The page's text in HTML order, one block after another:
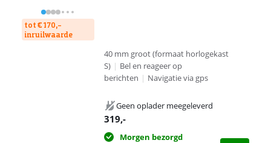
tot € 170,-
inruilwaarde
40 mm groot (formaat horlogekast
S) | Bel en reageer op
berichten | Navigatie via gps
Geen oplader meegeleverd
319,-
Morgen bezorgd